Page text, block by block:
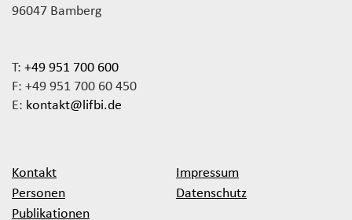
96047 Bamberg
T: +49 951 700 600
F: +49 951 700 60 450
E: kontakt@lifbi.de
Kontakt
Personen
Publikationen
Impressum
Datenschutz